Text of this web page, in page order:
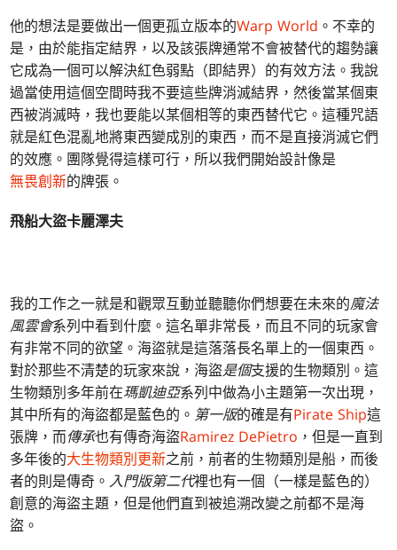
他的想法是要做出一個更孤立版本的Warp World 。不幸的
是，由於能指定結界，以及該張牌通常不會被替代的趨勢讓
它成為一個可以解決紅色弱點（即結界）的有效方法。我說
過當使用這個空間時我不要這些牌消滅結界，然後當某個東
西被消滅時，我也要能以某個相等的東西替代它。這種咒語
就是紅色混亂地將東西變成別的東西，而不是直接消滅它們
的效應。團隊覺得這樣可行，所以我們開始設計像是
無畏創新的牌張。
飛船大盜卡麗澤夫
我的工作之一就是和觀眾互動並聽聽你們想要在未來的魔法
風雲會系列中看到什麼。這名單非常長，而且不同的玩家會
有非常不同的欲望。海盜就是這落落長名單上的一個東西。
對於那些不清楚的玩家來說，海盜是個支援的生物類別。這
生物類別多年前在瑪凱迪亞系列中做為小主題第一次出現，
其中所有的海盜都是藍色的。 第一版的確是有Pirate Ship這
張牌，而傳承也有傳奇海盜Ramirez DePietro ，但是一直到
多年後的大生物類別更新之前，前者的生物類別是船，而後
者的則是傳奇。 入門版第二代裡也有一個（一樣是藍色的）
創意的海盜主題，但是他們直到被追溯改變之前都不是海
盜。